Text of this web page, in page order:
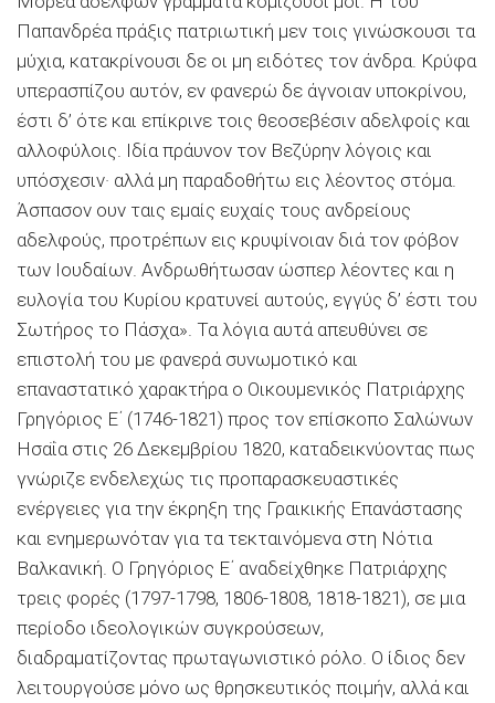
Παπανδρέα πράξις πατριωτική μεν τοις γινώσκουσι τα
μύχια, κατακρίνουσι δε οι μη ειδότες τον άνδρα. Κρύφα
υπερασπίζου αυτόν, εν φανερώ δε άγνοιαν υποκρίνου,
έστι δ’ ότε και επίκρινε τοις θεοσεβέσιν αδελφοίς και
αλλοφύλοις. Ιδία πράυνον τον Βεζύρην λόγοις και
υπόσχεσιν· αλλά μη παραδοθήτω εις λέοντος στόμα.
Άσπασον ουν ταις εμαίς ευχαίς τους ανδρείους
αδελφούς, προτρέπων εις κρυψίνοιαν διά τον φόβον
των Ιουδαίων. Ανδρωθήτωσαν ώσπερ λέοντες και η
ευλογία του Κυρίου κρατυνεί αυτούς, εγγύς δ’ έστι του
Σωτήρος το Πάσχα». Τα λόγια αυτά απευθύνει σε
επιστολή του με φανερά συνωμοτικό και
επαναστατικό χαρακτήρα ο Οικουμενικός Πατριάρχης
Γρηγόριος Ε΄ (1746-1821) προς τον επίσκοπο Σαλώνων
Ησαΐα στις 26 ∆εκεμβρίου 1820, καταδεικνύοντας πως
γνώριζε ενδελεχώς τις προπαρασκευαστικές
ενέργειες για την έκρηξη της Γραικικής Επανάστασης
και ενημερωνόταν για τα τεκταινόμενα στη Νότια
Βαλκανική. Ο Γρηγόριος Ε΄ αναδείχθηκε Πατριάρχης
τρεις φορές (1797-1798, 1806-1808, 1818-1821), σε μια
περίοδο ιδεολογικών συγκρούσεων,
διαδραματίζοντας πρωταγωνιστικό ρόλο. Ο ίδιος δεν
λειτουργούσε μόνο ως θρησκευτικός ποιμήν, αλλά και